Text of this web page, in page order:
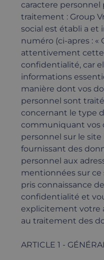
caractere personnel
traitement : Group
social est établi a et
numéro (ci-apres : «
attentivement
confidentialité, car
informations
manière dont vos
personnel sont
concernant le type
communiquant vos
personnel sur le
fournissant des
personnel aux
mentionnées sur ce
pris connaissance
confidentialité et
explicitement votre
au traitement des
ARTICLE 1 -